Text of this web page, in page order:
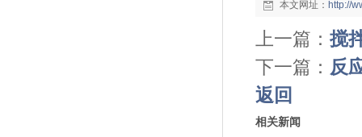
本文网址： http://
上一篇： 搅
下一篇： 反
返回
相关新闻